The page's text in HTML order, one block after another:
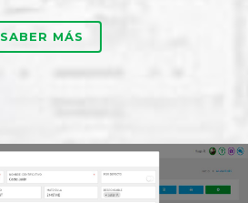
SABER MÁS